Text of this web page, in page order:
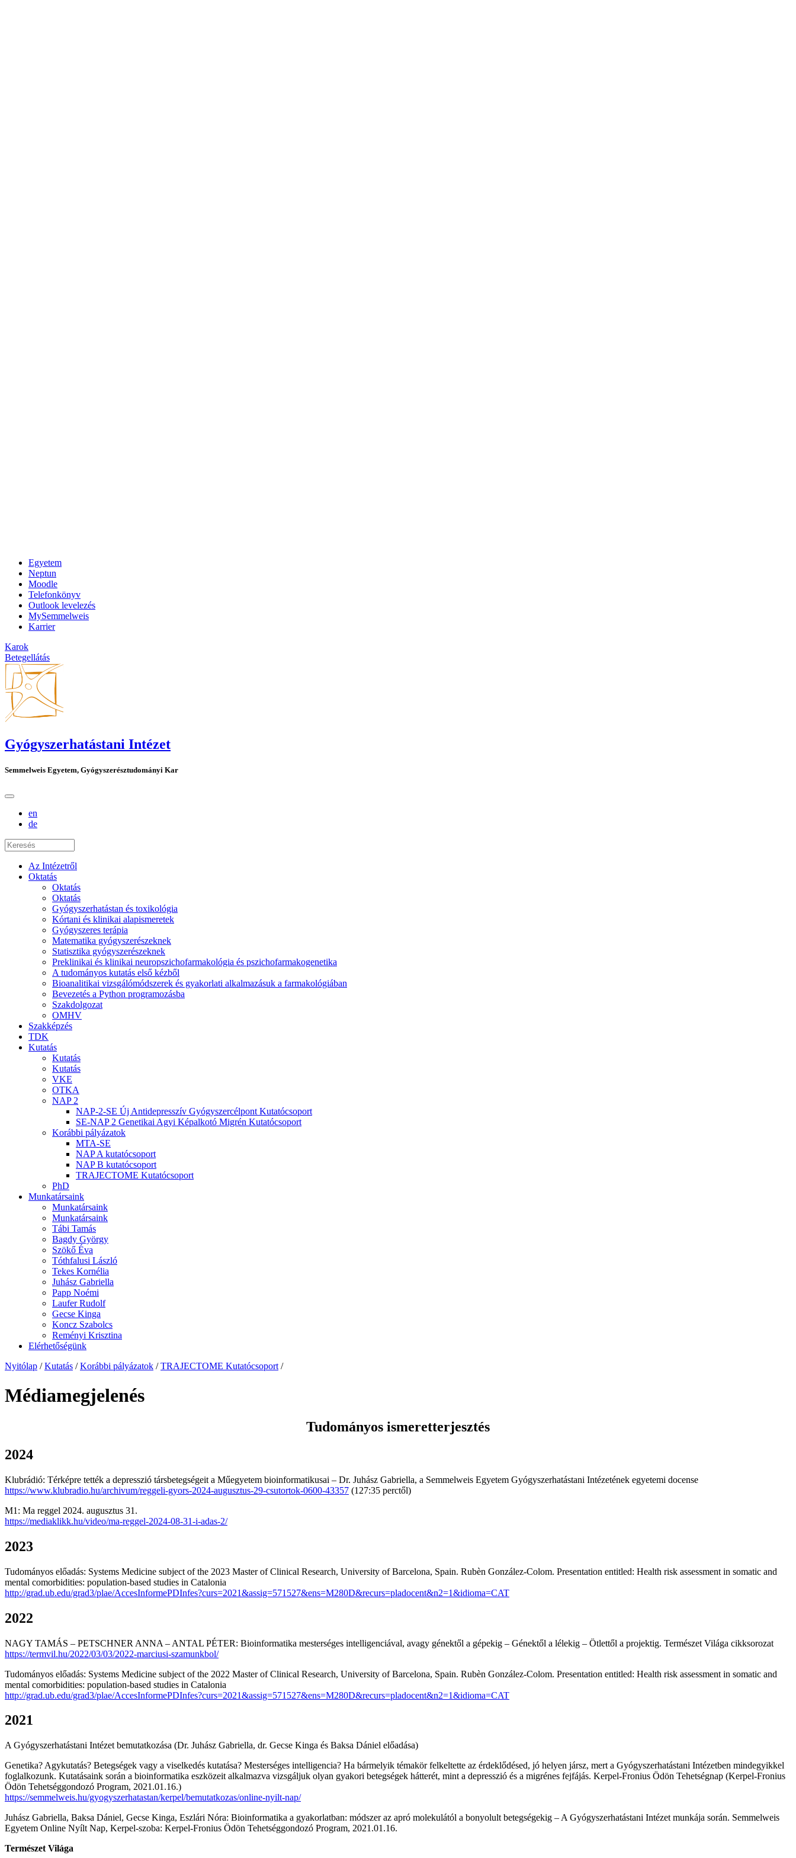
Egyetem
Neptun
Moodle
Telefonkönyv
Outlook levelezés
MySemmelweis
Karrier
Karok
Betegellátás
Gyógyszerhatástani Intézet
Semmelweis Egyetem, Gyógyszerésztudományi Kar
en
de
Az Intézetről
Oktatás
Oktatás
Oktatás
Gyógyszerhatástan és toxikológia
Kórtani és klinikai alapismeretek
Gyógyszeres terápia
Matematika gyógyszerészeknek
Statisztika gyógyszerészeknek
Preklinikai és klinikai neuropszichofarmakológia és pszichofarmakogenetika
A tudományos kutatás első kézből
Bioanalitikai vizsgálómódszerek és gyakorlati alkalmazásuk a farmakológiában
Bevezetés a Python programozásba
Szakdolgozat
OMHV
Szakképzés
TDK
Kutatás
Kutatás
Kutatás
VKE
OTKA
NAP 2
NAP-2-SE Új Antidepresszív Gyógyszercélpont Kutatócsoport
SE-NAP 2 Genetikai Agyi Képalkotó Migrén Kutatócsoport
Korábbi pályázatok
MTA-SE
NAP A kutatócsoport
NAP B kutatócsoport
TRAJECTOME Kutatócsoport
PhD
Munkatársaink
Munkatársaink
Munkatársaink
Tábi Tamás
Bagdy György
Szökő Éva
Tóthfalusi László
Tekes Kornélia
Juhász Gabriella
Papp Noémi
Laufer Rudolf
Gecse Kinga
Koncz Szabolcs
Reményi Krisztina
Elérhetőségünk
Nyitólap / Kutatás / Korábbi pályázatok / TRAJECTOME Kutatócsoport /
Médiamegjelenés
Tudományos ismeretterjesztés
2024
Klubrádió: Térképre tették a depresszió társbetegségeit a Műegyetem bioinformatikusai – Dr. Juhász Gabriella, a Semmelweis Egyetem Gyógyszerhatástani Intézetének egyetemi docense
https://www.klubradio.hu/archivum/reggeli-gyors-2024-augusztus-29-csutortok-0600-43357 (127:35 perctől)
M1: Ma reggel 2024. augusztus 31.
https://mediaklikk.hu/video/ma-reggel-2024-08-31-i-adas-2/
2023
Tudományos előadás: Systems Medicine subject of the 2023 Master of Clinical Research, University of Barcelona, Spain. Rubèn González-Colom. Presentation entitled: Health risk assessment in somatic and
mental comorbidities: population-based studies in Catalonia
http://grad.ub.edu/grad3/plae/AccesInformePDInfes?curs=2021&assig=571527&ens=M280D&recurs=pladocent&n2=1&idioma=CAT
2022
NAGY TAMÁS – PETSCHNER ANNA – ANTAL PÉTER: Bioinformatika mesterséges intelligenciával, avagy génektől a gépekig – Génektől a lélekig – Ötlettől a projektig. Természet Világa cikksorozat
https://termvil.hu/2022/03/03/2022-marciusi-szamunkbol/
Tudományos előadás: Systems Medicine subject of the 2022 Master of Clinical Research, University of Barcelona, Spain. Rubèn González-Colom. Presentation entitled: Health risk assessment in somatic and
mental comorbidities: population-based studies in Catalonia
http://grad.ub.edu/grad3/plae/AccesInformePDInfes?curs=2021&assig=571527&ens=M280D&recurs=pladocent&n2=1&idioma=CAT
2021
A Gyógyszerhatástani Intézet bemutatkozása (Dr. Juhász Gabriella, dr. Gecse Kinga és Baksa Dániel előadása)
Genetika? Agykutatás? Betegségek vagy a viselkedés kutatása? Mesterséges intelligencia? Ha bármelyik témakör felkeltette az érdeklődésed, jó helyen jársz, mert a Gyógyszerhatástani Intézetben mindegyikkel
foglalkozunk. Kutatásaink során a bioinformatika eszközeit alkalmazva vizsgáljuk olyan gyakori betegségek hátterét, mint a depresszió és a migrénes fejfájás. Kerpel-Fronius Ödön Tehetségnap (Kerpel-Fronius
Ödön Tehetséggondozó Program, 2021.01.16.)
https://semmelweis.hu/gyogyszerhatastan/kerpel/bemutatkozas/online-nyilt-nap/
Juhász Gabriella, Baksa Dániel, Gecse Kinga, Eszlári Nóra: Bioinformatika a gyakorlatban: módszer az apró molekulától a bonyolult betegségekig – A Gyógyszerhatástani Intézet munkája során. Semmelweis
Egyetem Online Nyílt Nap, Kerpel-szoba: Kerpel-Fronius Ödön Tehetséggondozó Program, 2021.01.16.
Természet Világa